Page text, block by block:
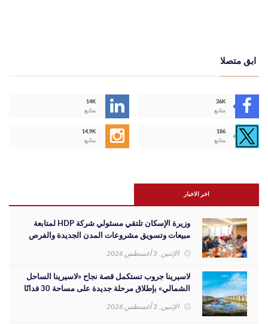
ابق متصلا
14K
متابع
36K
متابع
14,9K
متابع
186
متابع
اخر الاخبار
وزيرة الإسكان تلتقي مسئولي شركة HDP لمتابعة
مبيعات وتسويق مشروعات المدن الجديدة والفرص
الإثنين, 3 أغسطس 2026
لاسيرينا جروب تستكمل قصة نجاح «لاسيرينا الساحل
الشمالي» بإطلاق مرحلة جديدة على مساحة 30 فدانًا
الإثنين, 3 أغسطس 2026